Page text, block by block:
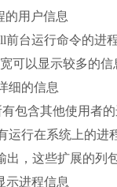
用户信息
运行命令的进程
以显示较多的信
的信息
包含其他使用者的
行在系统上的进
这些扩展的列包
进程信息